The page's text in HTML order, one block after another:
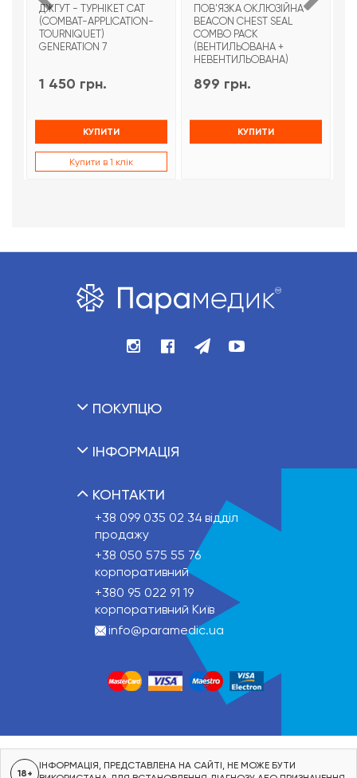
ДЖГУТ - ТУРНІКЕТ CAT
(COMBAT-APPLICATION-
TOURNIQUET)
GENERATION 7
1 450 грн.
КУПИТИ
Купити в 1 клік
ПОВ'ЯЗКА ОКЛЮЗІЙНА
BEACON CHEST SEAL
COMBO PACK
(ВЕНТИЛЬОВАНА +
НЕВЕНТИЛЬОВАНА)
899 грн.
КУПИТИ
ПОКУПЦЮ
ІНФОРМАЦІЯ
КОНТАКТИ
+38 099 035 02 34 відділ
продажу
+38 050 575 55 76
корпоративний
+380 95 022 91 19
корпоративний Київ
info@paramedic.ua
18+
ІНФОРМАЦІЯ, ПРЕДСТАВЛЕНА НА САЙТІ, НЕ МОЖЕ БУТИ